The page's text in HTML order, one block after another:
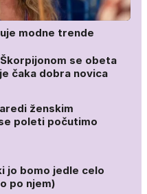
modne trende
se obeta
čaka dobra novica
ženskim
poleti počutimo
jo bomo jedle celo
po njem)